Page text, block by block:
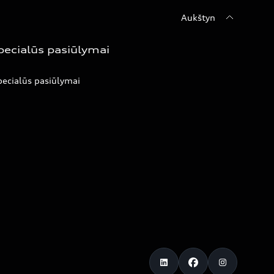
Aukštyn
pasiūlymai
pasiūlymai